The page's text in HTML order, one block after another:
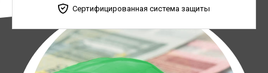
Сертифицированная система защиты